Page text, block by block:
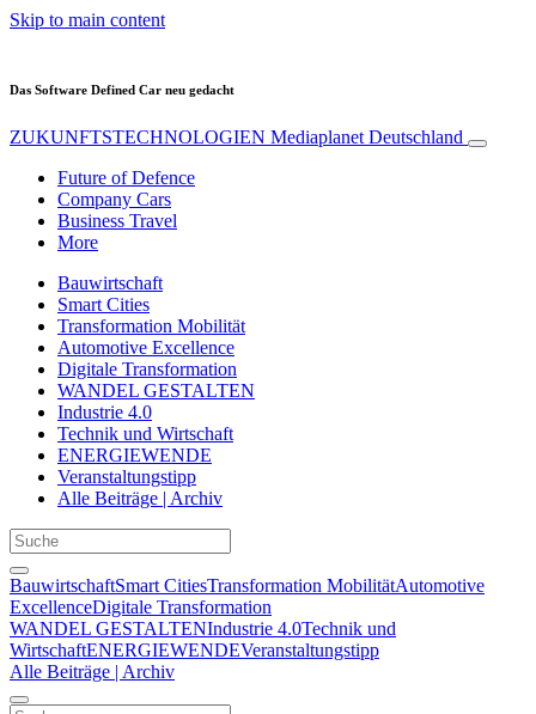
Skip to main content
Das Software Defined Car neu gedacht
ZUKUNFTSTECHNOLOGIEN Mediaplanet Deutschland
Future of Defence
Company Cars
Business Travel
More
Bauwirtschaft
Smart Cities
Transformation Mobilität
Automotive Excellence
Digitale Transformation
WANDEL GESTALTEN
Industrie 4.0
Technik und Wirtschaft
ENERGIEWENDE
Veranstaltungstipp
Alle Beiträge | Archiv
BauwirtschaftSmart CitiesTransformation MobilitätAutomotive
ExcellenceDigitale Transformation
WANDEL GESTALTENIndustrie 4.0Technik und
WirtschaftENERGIEWENDEVeranstaltungstipp
Alle Beiträge | Archiv